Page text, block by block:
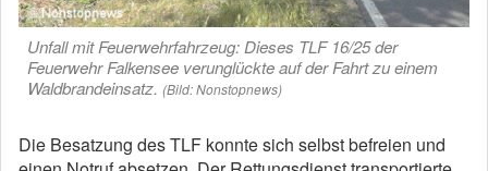
Unfall mit Feuerwehrfahrzeug: Dieses TLF 16/25 der
Feuerwehr Falkensee verunglückte auf der Fahrt zu einem
Waldbrandeinsatz. (Bild: Nonstopnews)
Die Besatzung des TLF konnte sich selbst befreien und